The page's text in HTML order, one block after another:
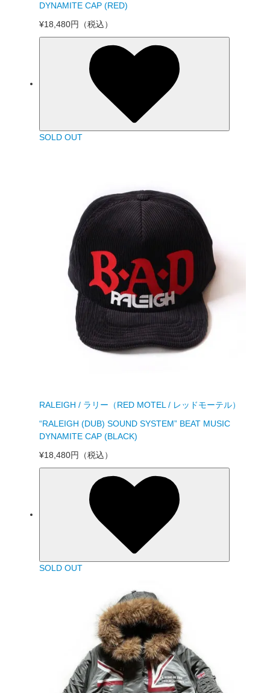
DYNAMITE CAP (RED)
¥18,480円
（税込）
SOLD OUT
RALEIGH / ラリー（RED MOTEL / レッドモーテル）
“RALEIGH (DUB) SOUND SYSTEM” BEAT MUSIC
DYNAMITE CAP (BLACK)
¥18,480円
（税込）
SOLD OUT